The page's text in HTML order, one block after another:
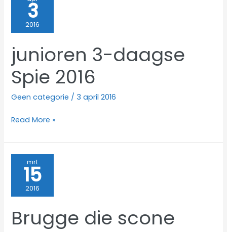
3
2016
junioren 3-daagse
Spie 2016
Geen categorie / 3 april 2016
junioren
daagse
Spie
2016
Read More »
mrt
15
2016
Brugge die scone